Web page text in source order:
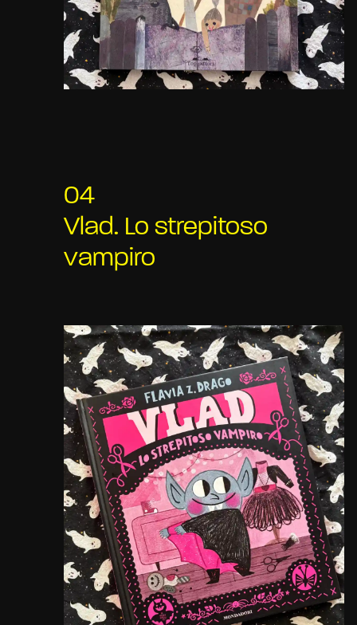
04
Vlad. Lo strepitoso
vampiro